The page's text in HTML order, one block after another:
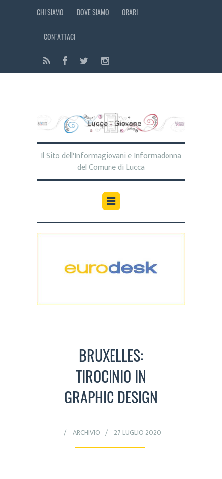
CHI SIAMO DOVE SIAMO ORARI
CONTATTACI
Il Sito dell'Informagiovani e Informadonna
del Comune di Lucca
BRUXELLES:
TIROCINIO IN
GRAPHIC DESIGN
ARCHIVIO 27 LUGLIO 2020